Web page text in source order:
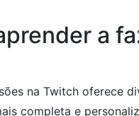
a
na Twitch oferece
completa e